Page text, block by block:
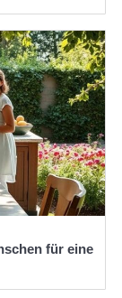
für eine